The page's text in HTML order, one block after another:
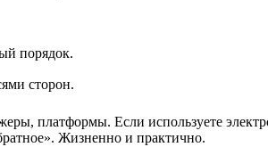
порядок.
сторон.
платформы. Если используете
Жизненно и практично.